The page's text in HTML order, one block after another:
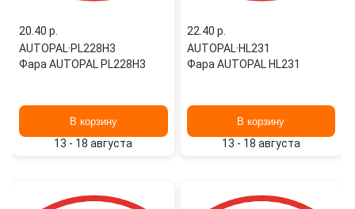
20.40 p.
AUTOPAL·PL228H3
Фара AUTOPAL PL228H3
В корзину
13 - 18 августа
22.40 p.
AUTOPAL·HL231
Фара AUTOPAL HL231
В корзину
13 - 18 августа